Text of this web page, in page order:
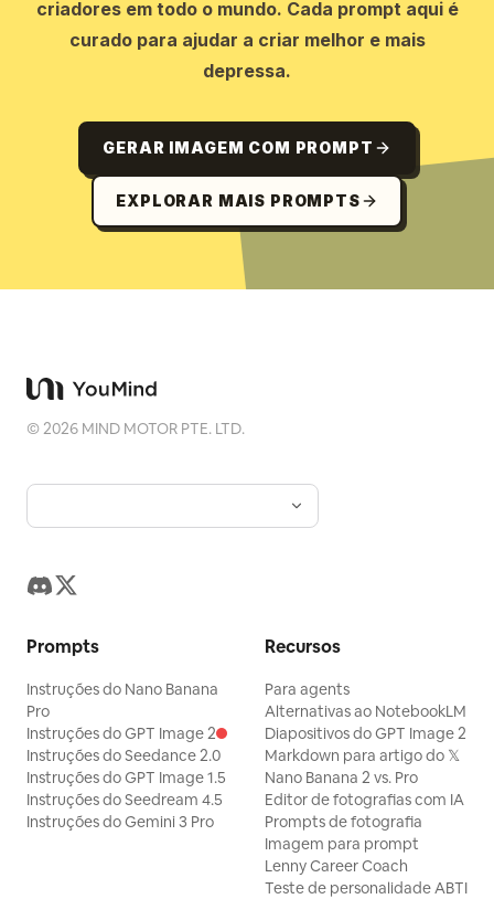
criadores em todo o mundo. Cada prompt aqui é
curado para ajudar a criar melhor e mais
depressa.
GERAR IMAGEM COM PROMPT
EXPLORAR MAIS PROMPTS
©2026 MIND MOTOR PTE. LTD.
Prompts
Instruções do Nano Banana
Pro
Instruções do GPT Image 2
Instruções do Seedance 2.0
Instruções do GPT Image 1.5
Instruções do Seedream 4.5
Instruções do Gemini 3 Pro
Recursos
Para agents
Alternativas ao NotebookLM
Diapositivos do GPT Image 2
Markdown para artigo do 𝕏
Nano Banana 2 vs. Pro
Editor de fotografias com IA
Prompts de fotografia
Imagem para prompt
Lenny Career Coach
Teste de personalidade ABTI